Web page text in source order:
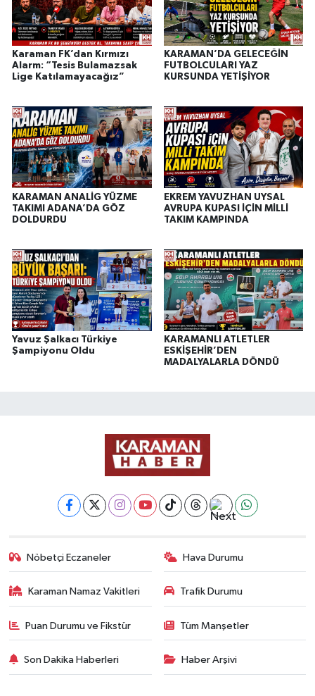
Karaman FK’dan Kırmızı
Alarm: “Tesis Bulamazsak
Lige Katılamayacağız”
KARAMAN’DA GELECEĞİN
FUTBOLCULARI YAZ
KURSUNDA YETİŞİYOR
KARAMAN ANALİG YÜZME
TAKIMI ADANA’DA GÖZ
DOLDURDU
EKREM YAVUZHAN UYSAL
AVRUPA KUPASI İÇİN MİLLİ
TAKIM KAMPINDA
Yavuz Şalkacı Türkiye
Şampiyonu Oldu
KARAMANLI ATLETLER
ESKİŞEHİR’DEN
MADALYALARLA DÖNDÜ
Nöbetçi Eczaneler Hava Durumu
Karaman Namaz Vakitleri Trafik Durumu
Puan Durumu ve Fikstür Tüm Manşetler
Son Dakika Haberleri Haber Arşivi